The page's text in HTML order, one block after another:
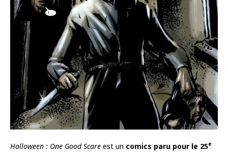
Halloween : One Good Scare est un comics paru pour le 25e